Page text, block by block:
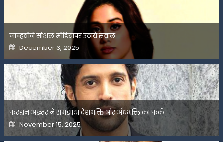
जान्हवीने सोशल मीडियापर उठाये सवाल
Posted
on
December 3, 2025
फरहान अख्तर ने समझाया देशभक्ति और अंधभक्ति का फर्क
Posted
on
November 15, 2025